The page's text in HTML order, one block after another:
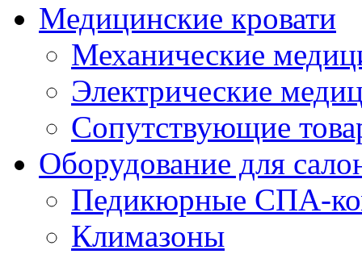
Медицинские кровати
Механические
Электрические
Сопутствующие
Оборудование для
Педикюрные СПА-
Климазоны